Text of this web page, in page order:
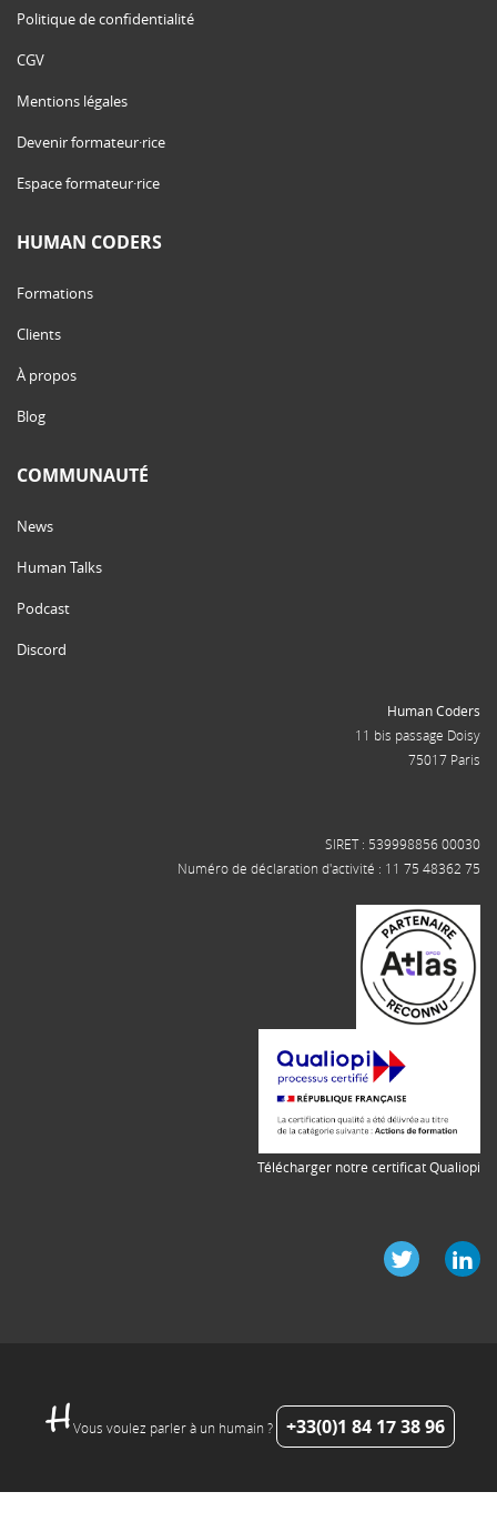
Politique de confidentialité
CGV
Mentions légales
Devenir formateur·rice
Espace formateur·rice
HUMAN CODERS
Formations
Clients
À propos
Blog
COMMUNAUTÉ
News
Human Talks
Podcast
Discord
Human Coders
11 bis passage Doisy
75017 Paris
SIRET : 539998856 00030
Numéro de déclaration d'activité : 11 75 48362 75
Télécharger notre certificat Qualiopi
Vous voulez parler à un humain ? +33(0)1 84 17 38 96